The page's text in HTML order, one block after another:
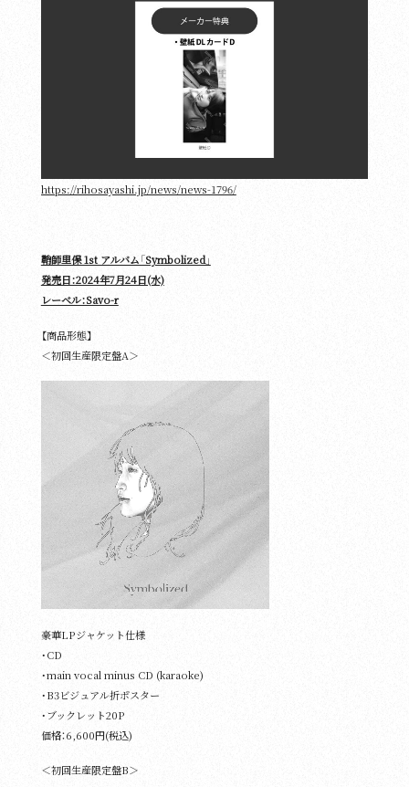
https://rihosayashi.jp/news/news-1796/
鞘師里保 1st アルバム「Symbolized」
発売日：2024年7月24日(水)
レーベル：Savo-r
【商品形態】
＜初回生産限定盤A＞
豪華LPジャケット仕様
・CD
・main vocal minus CD (karaoke)
・B3ビジュアル折ポスター
・ブックレット20P
価格：6,600円(税込)
＜初回生産限定盤B＞